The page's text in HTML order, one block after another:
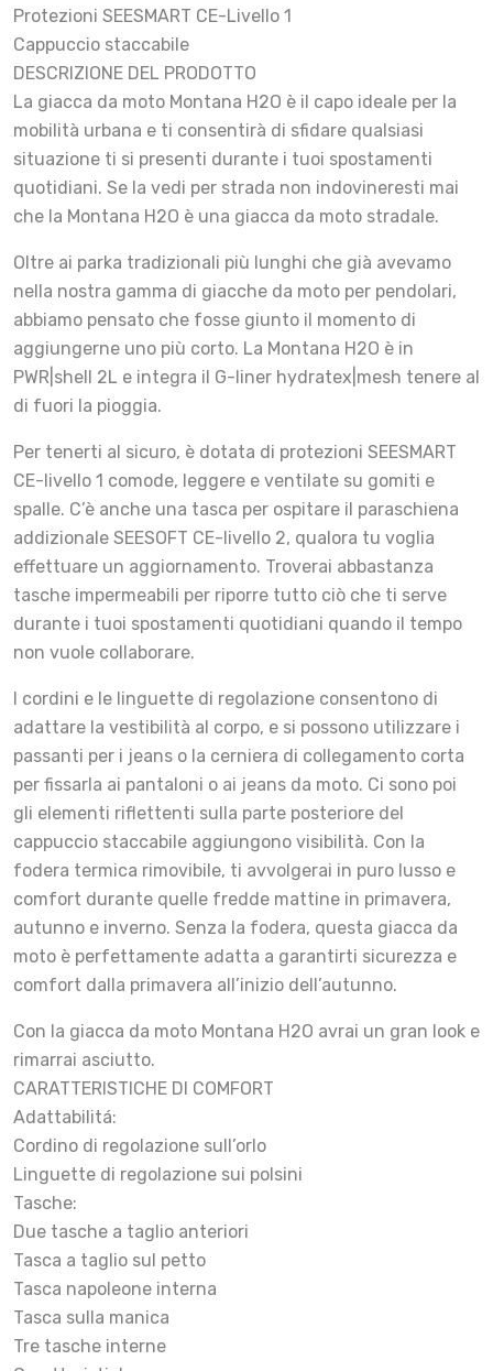
Protezioni SEESMART CE-Livello 1
Cappuccio staccabile
DESCRIZIONE DEL PRODOTTO
La giacca da moto Montana H2O è il capo ideale per la
mobilità urbana e ti consentirà di sfidare qualsiasi
situazione ti si presenti durante i tuoi spostamenti
quotidiani. Se la vedi per strada non indovineresti mai
che la Montana H2O è una giacca da moto stradale.
Oltre ai parka tradizionali più lunghi che già avevamo
nella nostra gamma di giacche da moto per pendolari,
abbiamo pensato che fosse giunto il momento di
aggiungerne uno più corto. La Montana H2O è in
PWR|shell 2L e integra il G-liner hydratex|mesh tenere al
di fuori la pioggia.
Per tenerti al sicuro, è dotata di protezioni SEESMART
CE-livello 1 comode, leggere e ventilate su gomiti e
spalle. C’è anche una tasca per ospitare il paraschiena
addizionale SEESOFT CE-livello 2, qualora tu voglia
effettuare un aggiornamento. Troverai abbastanza
tasche impermeabili per riporre tutto ciò che ti serve
durante i tuoi spostamenti quotidiani quando il tempo
non vuole collaborare.
I cordini e le linguette di regolazione consentono di
adattare la vestibilità al corpo, e si possono utilizzare i
passanti per i jeans o la cerniera di collegamento corta
per fissarla ai pantaloni o ai jeans da moto. Ci sono poi
gli elementi riflettenti sulla parte posteriore del
cappuccio staccabile aggiungono visibilità. Con la
fodera termica rimovibile, ti avvolgerai in puro lusso e
comfort durante quelle fredde mattine in primavera,
autunno e inverno. Senza la fodera, questa giacca da
moto è perfettamente adatta a garantirti sicurezza e
comfort dalla primavera all’inizio dell’autunno.
Con la giacca da moto Montana H2O avrai un gran look e
rimarrai asciutto.
CARATTERISTICHE DI COMFORT
Adattabilitá:
Cordino di regolazione sull’orlo
Linguette di regolazione sui polsini
Tasche:
Due tasche a taglio anteriori
Tasca a taglio sul petto
Tasca napoleone interna
Tasca sulla manica
Tre tasche interne